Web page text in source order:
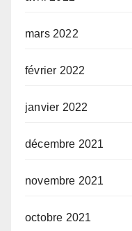
mars 2022
février 2022
janvier 2022
décembre 2021
novembre 2021
octobre 2021